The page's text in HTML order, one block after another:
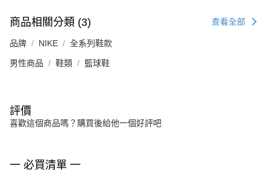
商品相關分類 (3) 查看全部
品牌 NIKE 全系列鞋款
男性商品 鞋類 籃球鞋
評價
喜歡這個商品嗎？購買後給他一個好評吧
一 必買清單 一